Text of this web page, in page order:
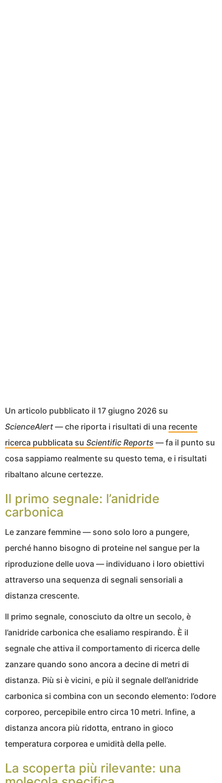
Un articolo pubblicato il 17 giugno 2026 su
ScienceAlert — che riporta i risultati di una recente
ricerca pubblicata su Scientific Reports — fa il punto su
cosa sappiamo realmente su questo tema, e i risultati
ribaltano alcune certezze.
Il primo segnale: l’anidride
carbonica
Le zanzare femmine — sono solo loro a pungere,
perché hanno bisogno di proteine nel sangue per la
riproduzione delle uova — individuano i loro obiettivi
attraverso una sequenza di segnali sensoriali a
distanza crescente.
Il primo segnale, conosciuto da oltre un secolo, è
l’anidride carbonica che esaliamo respirando. È il
segnale che attiva il comportamento di ricerca delle
zanzare quando sono ancora a decine di metri di
distanza. Più si è vicini, e più il segnale dell’anidride
carbonica si combina con un secondo elemento: l’odore
corporeo, percepibile entro circa 10 metri. Infine, a
distanza ancora più ridotta, entrano in gioco
temperatura corporea e umidità della pelle.
La scoperta più rilevante: una